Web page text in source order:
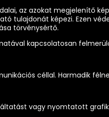
az azokat megjelenítő
tulajdonát képezi. Ezen
törvénysértő.
kapcsolatosan
céllal. Harmadik
vagy nyomtatott